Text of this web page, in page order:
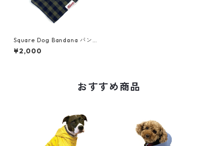
Square Dog Bandana バンダ
ナ・フランネル・バッファロ
ーチェック・オリーブ
¥2,000
おすすめ商品